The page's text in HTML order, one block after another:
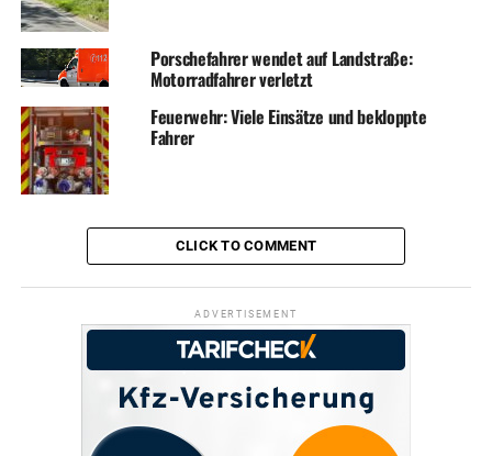
Porschefahrer wendet auf Landstraße:
Motorradfahrer verletzt
Feuerwehr: Viele Einsätze und bekloppte
Fahrer
CLICK TO COMMENT
ADVERTISEMENT